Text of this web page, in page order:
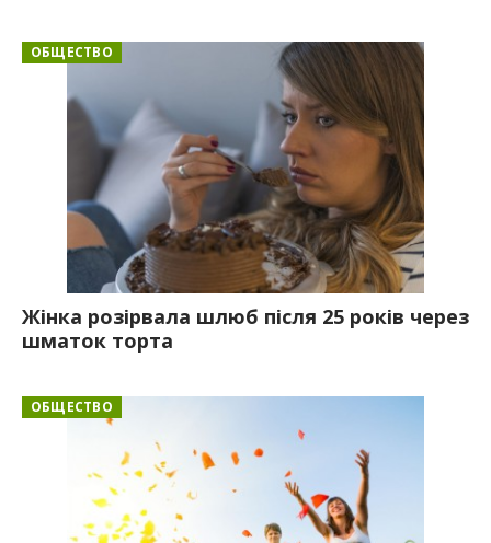
ОБЩЕСТВО
Жінка розірвала шлюб після 25 років через
шматок торта
ОБЩЕСТВО